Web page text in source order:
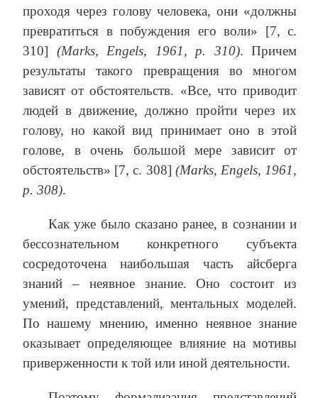
проходя через голову человека, они «должны
превратиться в побуждения его воли» [7, с.
310] (Marks, Engels, 1961, р. 310). Причем
результаты такого превращения во многом
зависят от обстоятельств. «Все, что приводит
людей в движение, должно пройти через их
голову, но какой вид принимает оно в этой
голове, в очень большой мере зависит от
обстоятельств» [7, с. 308] (Marks, Engels, 1961,
р. 308).
Как уже было сказано ранее, в сознании и
бессознательном конкретного субъекта
сосредоточена наибольшая часть айсберга
знаний – неявное знание. Оно состоит из
умений, представлений, ментальных моделей.
По нашему мнению, именно неявное знание
оказывает определяющее влияние на мотивы
приверженности к той или иной деятельности.